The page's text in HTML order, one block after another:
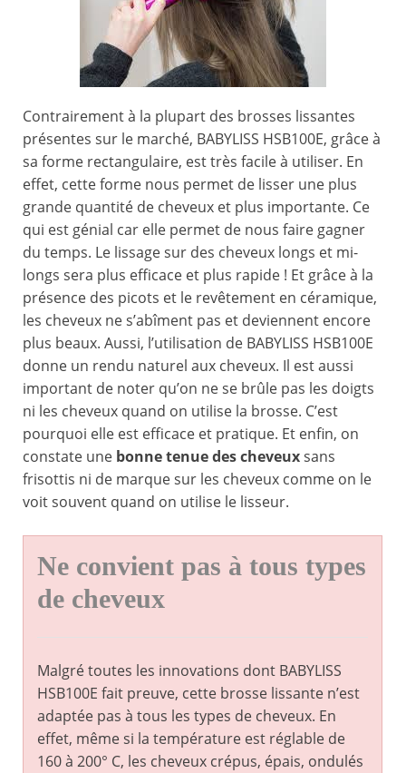
Contrairement à la plupart des brosses lissantes
présentes sur le marché, BABYLISS HSB100E, grâce à
sa forme rectangulaire, est très facile à utiliser. En
effet, cette forme nous permet de lisser une plus
grande quantité de cheveux et plus importante. Ce
qui est génial car elle permet de nous faire gagner
du temps. Le lissage sur des cheveux longs et mi-
longs sera plus efficace et plus rapide ! Et grâce à la
présence des picots et le revêtement en céramique,
les cheveux ne s’abîment pas et deviennent encore
plus beaux. Aussi, l’utilisation de BABYLISS HSB100E
donne un rendu naturel aux cheveux. Il est aussi
important de noter qu’on ne se brûle pas les doigts
ni les cheveux quand on utilise la brosse. C’est
pourquoi elle est efficace et pratique. Et enfin, on
constate une bonne tenue des cheveuxsans
frisottis ni de marque sur les cheveux comme on le
voit souvent quand on utilise le lisseur.
Ne convient pas à tous types
de cheveux
Malgré toutes les innovations dont BABYLISS
HSB100E fait preuve, cette brosse lissante n’est
adaptée pas à tous les types de cheveux. En
effet, même si la température est réglable de
160 à 200° C, les cheveux crépus, épais, ondulés